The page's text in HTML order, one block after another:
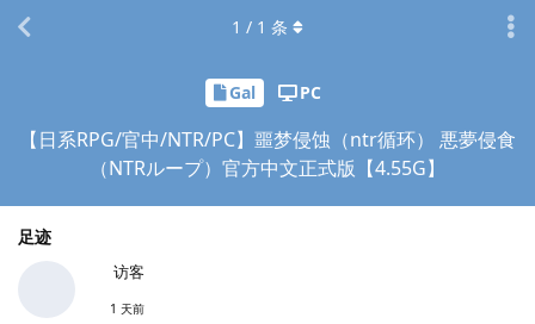
Gal PC
【日系RPG/官中/NTR/PC】噩梦侵蚀（ntr循环） 悪夢侵食
（NTRループ）官方中文正式版【4.55G】
足迹
访客
1 天前
1 / 1 条